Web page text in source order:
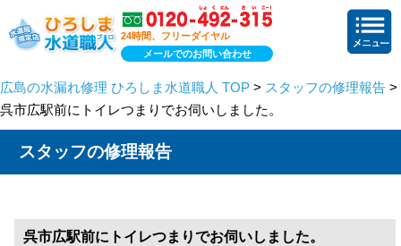
24時間、フリーダイヤル
メールでのお問い合わせ
広島の水漏れ修理 ひろしま水道職人 TOP > スタッフの修理報告 >
呉市広駅前にトイレつまりでお伺いしました。
スタッフの修理報告
呉市広駅前にトイレつまりでお伺いしました。